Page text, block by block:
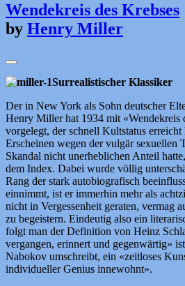
Wendekreis des Krebses
by Henry Miller
Surrealistischer Klassiker
Der in New York als Sohn deutscher
Henry Miller hat 1934 mit «Wendekreis
vorgelegt, der schnell Kultstatus
Erscheinen wegen der vulgär sexuellen
Skandal nicht unerheblichen Anteil
dem Index. Dabei wurde völlig
Rang der stark autobiografisch
einnimmt, ist er immerhin mehr als
nicht in Vergessenheit geraten, vermag
zu begeistern. Eindeutig also ein
folgt man der Definition von Heinz
vergangen, erinnert und gegenwärtig»
Nabokov umschreibt, ein «zeitloses
individueller Genius innewohnt».